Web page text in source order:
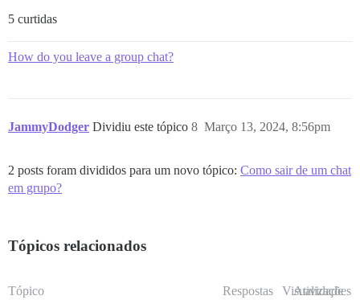
5 curtidas
How do you leave a group chat?
JammyDodger Dividiu este tópico Março 13, 2024, 8:56pm
8
2 posts foram divididos para um novo tópico: Como sair de um chat
em grupo?
Tópicos relacionados
Tópico Respostas Visualizações
Atividade